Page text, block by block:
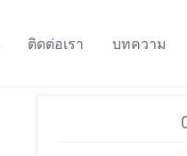
ติดต่อเรา บทความ